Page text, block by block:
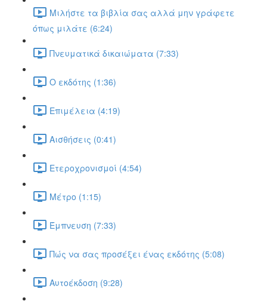
Μιλήστε τα βιβλία σας αλλά μην γράφετε
όπως μιλάτε (6:24)
Πνευματικά δικαιώματα (7:33)
Ο εκδότης (1:36)
Επιμέλεια (4:19)
Αισθήσεις (0:41)
Ετεροχρονισμοί (4:54)
Μέτρο (1:15)
Έμπνευση (7:33)
Πώς να σας προσέξει ένας εκδότης (5:08)
Αυτοέκδοση (9:28)